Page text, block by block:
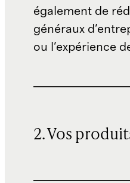
également de
généraux
ou l'expérience
2. Vos